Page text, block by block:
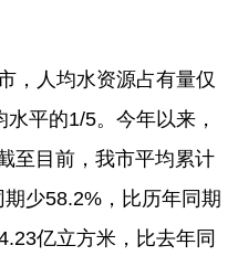
，人均水资源占有量仅
平的1/5。今年以来，
至目前，我市平均累计
少58.2%，比历年同期
亿立方米，比去年同